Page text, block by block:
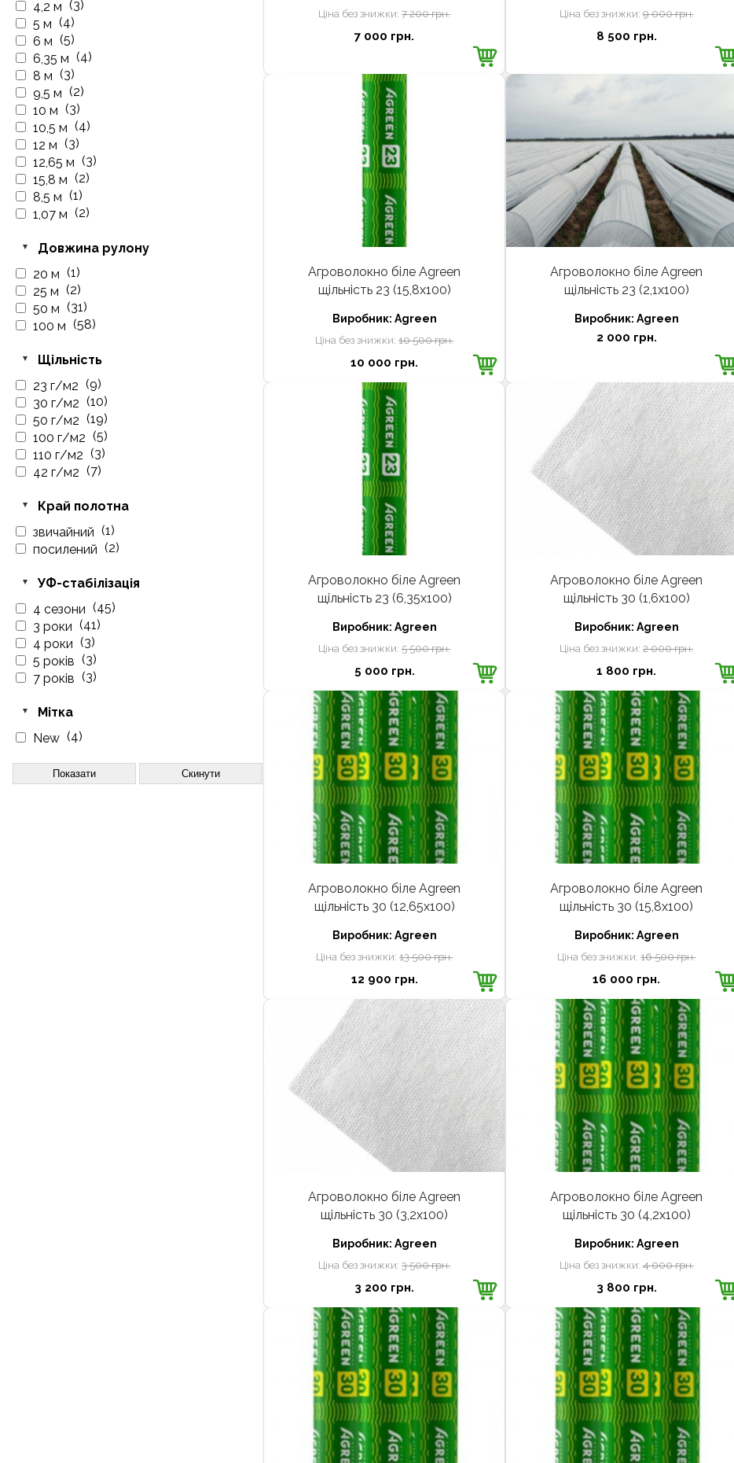
4,2 м (3)
5 м (4)
6 м (5)
6,35 м (4)
8 м (3)
9,5 м (2)
10 м (3)
10,5 м (4)
12 м (3)
12,65 м (3)
15,8 м (2)
8,5 м (1)
1,07 м (2)
Довжина рулону
20 м (1)
25 м (2)
50 м (31)
100 м (58)
Щільність
23 г/м2 (9)
30 г/м2 (10)
50 г/м2 (19)
100 г/м2 (5)
110 г/м2 (3)
42 г/м2 (7)
Край полотна
звичайний (1)
посилений (2)
УФ-стабілізація
4 сезони (45)
3 роки (41)
4 роки (3)
5 років (3)
7 років (3)
Мітка
New (4)
Показати Скинути
Ціна без знижки:7 200 грн.
7 000 грн.
Ціна без знижки:9 000 грн.
8 500 грн.
Агроволокно біле Agreen
щільність 23 (15,8х100)
Виробник: Agreen
Ціна без знижки:10 500 грн.
10 000 грн.
Агроволокно біле Agreen
щільність 23 (2,1х100)
Виробник: Agreen
2 000 грн.
Агроволокно біле Agreen
щільність 23 (6,35х100)
Виробник: Agreen
Ціна без знижки:5 500 грн.
5 000 грн.
Агроволокно біле Agreen
щільність 30 (1,6х100)
Виробник: Agreen
Ціна без знижки:2 000 грн.
1 800 грн.
Агроволокно біле Agreen
щільність 30 (12,65х100)
Виробник: Agreen
Ціна без знижки:13 500 грн.
12 900 грн.
Агроволокно біле Agreen
щільність 30 (15,8х100)
Виробник: Agreen
Ціна без знижки:16 500 грн.
16 000 грн.
Агроволокно біле Agreen
щільність 30 (3,2х100)
Виробник: Agreen
Ціна без знижки:3 500 грн.
3 200 грн.
Агроволокно біле Agreen
щільність 30 (4,2х100)
Виробник: Agreen
Ціна без знижки:4 000 грн.
3 800 грн.